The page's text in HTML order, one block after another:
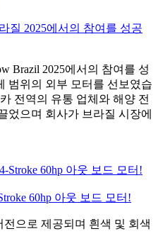
질 2025에서의 참여를 성공
Brazil 2025에서의 참여를 성
범위의 외부 모터를 선보였습
전역의 유통 업체와 해양 전
었으며 회사가 브라질 시장에
60hp 아웃 보드 모터!
전으로 제공되며 흰색 및 회색